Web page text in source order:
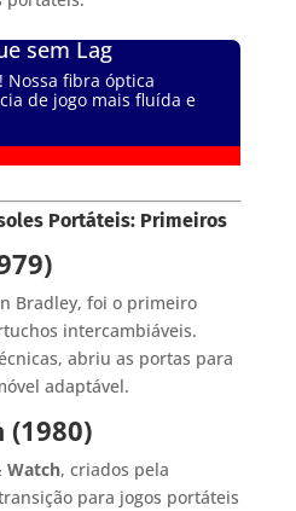
sem Lag
Nossa fibra óptica
de jogo mais fluída e
Portáteis: Primeiros
Bradley, foi o primeiro
intercambiáveis.
abriu as portas para
adaptável.
(1980)
Watch, criados pela
para jogos portáteis